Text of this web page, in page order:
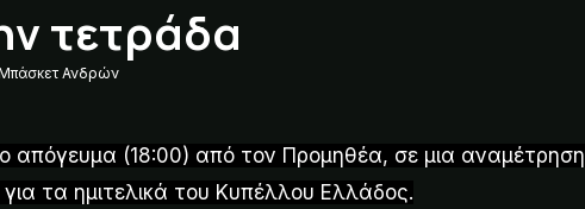
τετράδα
Ανδρών
απόγευμα (18:00) από τον Προμηθέα, σε μια αναμέτρηση
για τα ημιτελικά του Κυπέλλου Ελλάδος.